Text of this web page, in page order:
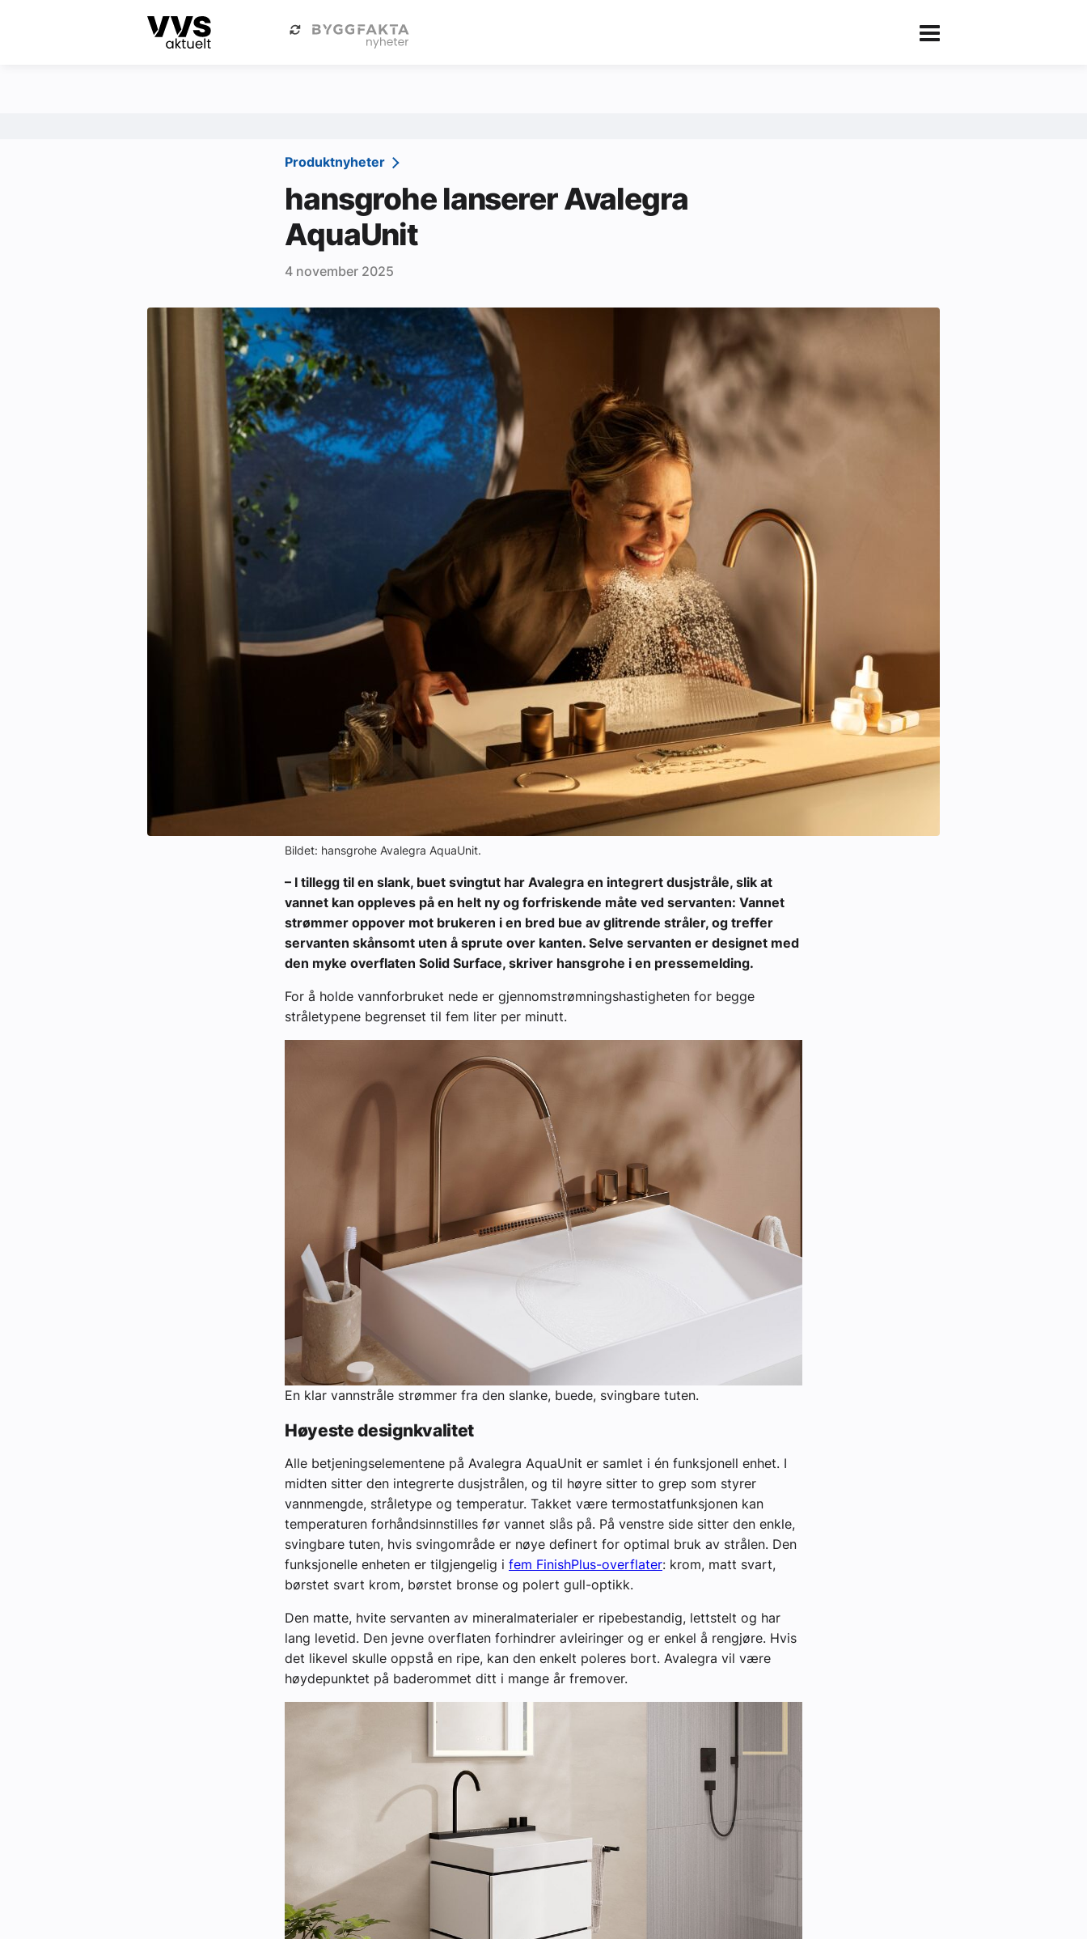
Kategorier Om VVS Aktuelt eBlad
Aktuelle prosjekter
Om VVS Aktuelt
Abonner på fagbladet Byggfakta Nyheter
Annonsere i VVS Aktuelt
Produktnyheter
hansgrohe lanserer Avalegra
AquaUnit
4 november 2025
Bildet: hansgrohe Avalegra AquaUnit.
– I tillegg til en slank, buet svingtut har Avalegra en integrert dusjstråle, slik at
vannet kan oppleves på en helt ny og forfriskende måte ved servanten: Vannet
strømmer oppover mot brukeren i en bred bue av glitrende stråler, og treffer
servanten skånsomt uten å sprute over kanten. Selve servanten er designet med
den myke overflaten Solid Surface, skriver hansgrohe i en pressemelding.
For å holde vannforbruket nede er gjennomstrømningshastigheten for begge
stråletypene begrenset til fem liter per minutt.
En klar vannstråle strømmer fra den slanke, buede, svingbare tuten.
Høyeste designkvalitet
Alle betjeningselementene på Avalegra AquaUnit er samlet i én funksjonell enhet. I
midten sitter den integrerte dusjstrålen, og til høyre sitter to grep som styrer
vannmengde, stråletype og temperatur. Takket være termostatfunksjonen kan
temperaturen forhåndsinnstilles før vannet slås på. På venstre side sitter den enkle,
svingbare tuten, hvis svingområde er nøye definert for optimal bruk av strålen. Den
funksjonelle enheten er tilgjengelig i fem FinishPlus-overflater: krom, matt svart,
børstet svart krom, børstet bronse og polert gull-optikk.
Den matte, hvite servanten av mineralmaterialer er ripebestandig, lettstelt og har
lang levetid. Den jevne overflaten forhindrer avleiringer og er enkel å rengjøre. Hvis
det likevel skulle oppstå en ripe, kan den enkelt poleres bort. Avalegra vil være
høydepunktet på baderommet ditt i mange år fremover.